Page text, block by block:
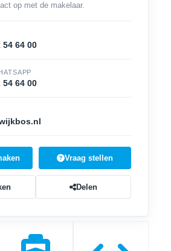
op met de makelaar.
54 64 00
54 64 00
Vraag stellen
Delen